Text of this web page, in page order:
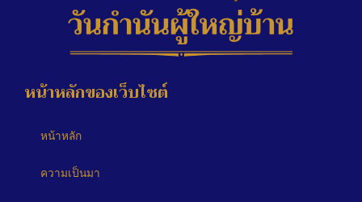
หน้าหลักของเว็บไซต์
หน้าหลัก
ความเป็นมา